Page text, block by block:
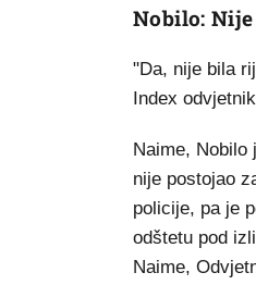
Nobilo:
"Da, nije bila
Index
Naime, Nobilo
nije postojao
policije, pa je
odštetu pod
Naime,